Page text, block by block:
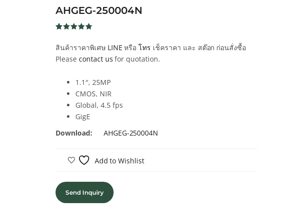
AHGEG-250004N
5.00
5 คะแนน
เต็มบน
ของลูกค้า
สินค้าราคาพิเศษ LINE หรือโทร เช็คราคา และ สต๊อก ก่อนสั่งซื้อ
Please contact us for quotation.
1.1″, 25MP
CMOS, NIR
Global, 4.5 fps
GigE
Download:
AHGEG-250004N
Add to Wishlist
Send Inquiry